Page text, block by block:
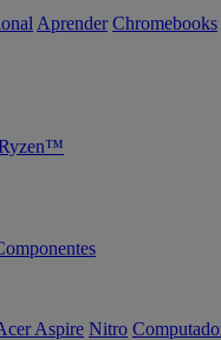
Aprender Chromebooks
Aspire Nitro